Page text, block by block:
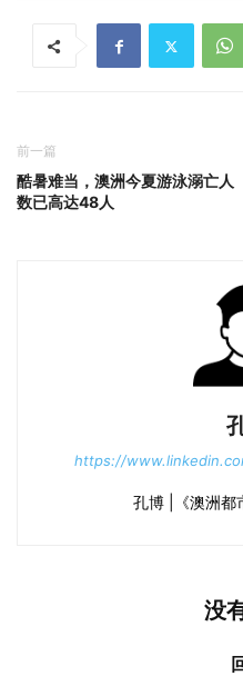
前一篇
酷暑难当，澳洲今夏游泳溺亡人
数已高达48人
https://
孔博 |《澳洲都
没